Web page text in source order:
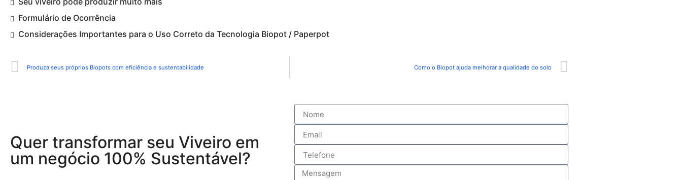
Formulário de Ocorrência
Considerações Importantes para o Uso Correto da Tecnologia Biopot / Paperpot
Produza seus próprios Biopots com eficiência e sustentabilidade Como o Biopot ajuda melhorar a qualidade do solo
Quer transformar seu Viveiro em
um negócio 100% Sustentável?